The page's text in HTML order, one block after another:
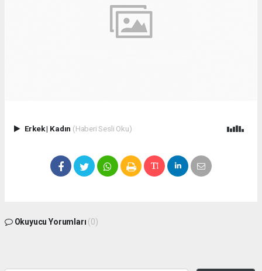
Erkek| Kadın (Haberi Sesli Oku)
Okuyucu Yorumları (0)